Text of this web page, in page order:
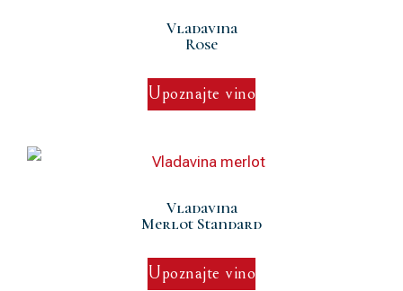
Vladavina
Rose
Upoznajte vino
Vladavina
Merlot Standard
Upoznajte vino